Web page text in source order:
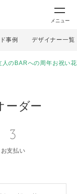
メニュー
事例 デザイナー一覧
人のBARへの周年お祝い花
ーダー
3
お支払い